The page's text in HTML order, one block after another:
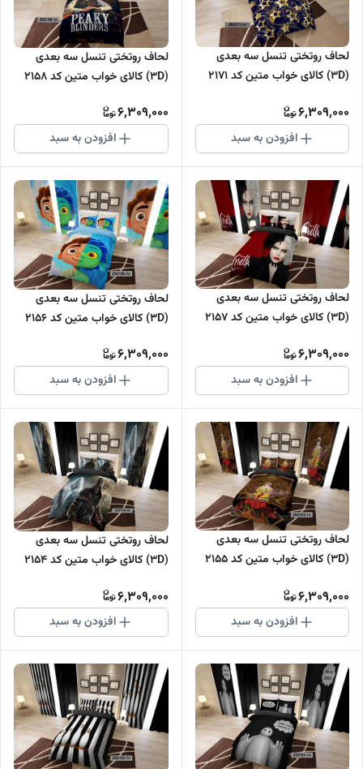
لحاف روتختی تنسل سه بعدی
(3D) کالای خواب متین کد 2171
6,309,000
افزودن به سبد
لحاف روتختی تنسل سه بعدی
(3D) کالای خواب متین کد 2158
6,309,000
افزودن به سبد
لحاف روتختی تنسل سه بعدی
(3D) کالای خواب متین کد 2157
6,309,000
افزودن به سبد
لحاف روتختی تنسل سه بعدی
(3D) کالای خواب متین کد 2156
6,309,000
افزودن به سبد
لحاف روتختی تنسل سه بعدی
(3D) کالای خواب متین کد 2155
6,309,000
افزودن به سبد
لحاف روتختی تنسل سه بعدی
(3D) کالای خواب متین کد 2154
6,309,000
افزودن به سبد